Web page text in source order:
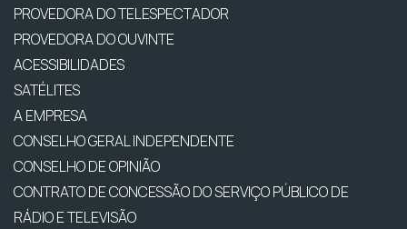
PROVEDORA DO TELESPECTADOR
PROVEDORA DO OUVINTE
ACESSIBILIDADES
SATÉLITES
A EMPRESA
CONSELHO GERAL INDEPENDENTE
CONSELHO DE OPINIÃO
CONTRATO DE CONCESSÃO DO SERVIÇO PÚBLICO DE
RÁDIO E TELEVISÃO